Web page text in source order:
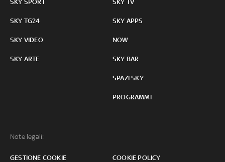
SKY SPORT
SKY TG24
SKY VIDEO
SKY ARTE
SKY TV
SKY APPS
NOW
SKY BAR
SPAZI SKY
PROGRAMMI
Note legali:
GESTIONE COOKIE COOKIE POLICY